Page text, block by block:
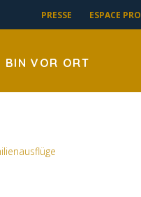
PRESSE ESPACE PRO
BIN VOR ORT